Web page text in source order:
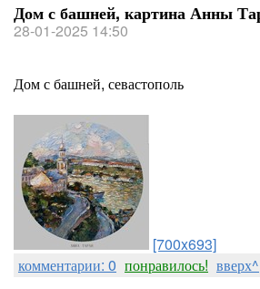
Дом с башней, картина Анны
28-01-2025 14:50
Дом с башней, севастополь
[700x693]
комментарии: 0 понравилось! вверх^